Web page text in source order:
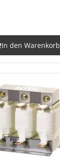
In den Warenkorb